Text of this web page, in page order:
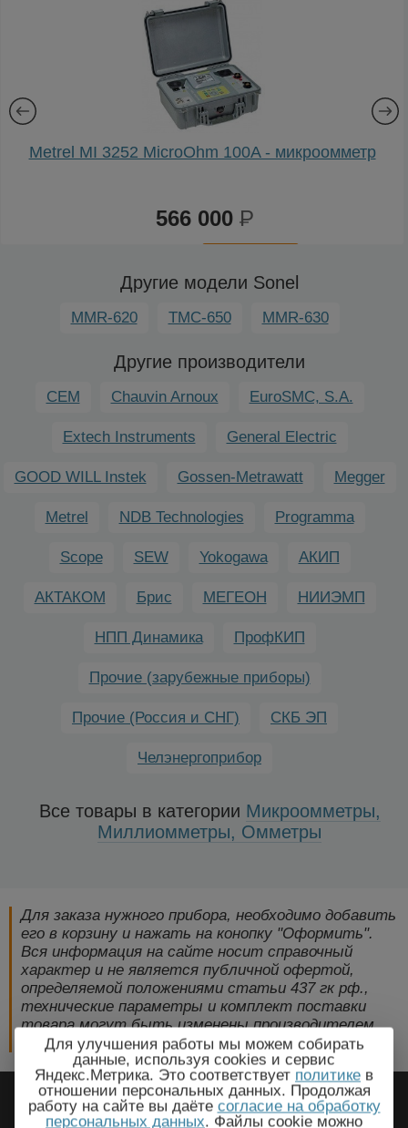
Metrel MI 3252 MicroOhm 100A - микроомметр
566 000Р
Другие модели Sonel
MMR-620 TMC-650 MMR-630
Другие производители
CEM Chauvin Arnoux EuroSMC, S.A.
Extech Instruments General Electric
GOOD WILL Instek Gossen-Metrawatt Megger
Metrel NDB Technologies Programma
Scope SEW Yokogawa АКИП
АКТАКОМ Брис МЕГЕОН НИИЭМП
НПП Динамика ПрофКИП
Прочие (зарубежные приборы)
Прочие (Россия и СНГ) СКБ ЭП
Челэнергоприбор
Все товары в категории Микроомметры,
Миллиомметры, Омметры
Для заказа нужного прибора, необходимо добавить
его в корзину и нажать на конопку "Оформить".
Вся информация на сайте носит справочный
характер и не является публичной офертой,
определяемой положениями статьи 437 гк рф.,
технические параметры и комплект поставки
товара могут быть изменены производителем
без предварительного уведомления!
2009-2026 © ЭлектроПрогресс -
Электротехническое оборудование
Для улучшения работы мы можем собирать
данные, используя cookies и сервис
Яндекс.Метрика. Это соответствует политике в
отношении персональных данных. Продолжая
работу на сайте вы даёте согласие на обработку
персональных данных. Файлы cookie можно